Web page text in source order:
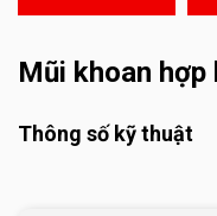
Mũi khoan hợp
Thông số kỹ thuật